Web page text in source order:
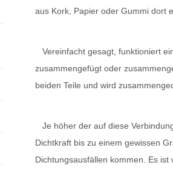
aus Kork, Papier oder Gummi dort
Vereinfacht gesagt, funktioniert
zusammengefügt oder
beiden Teile und wird
Je höher der auf diese
Dichtkraft bis zu einem gewissen
Dichtungsausfällen kommen. Es